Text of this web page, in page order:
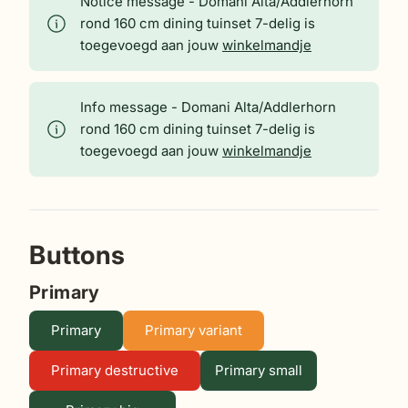
rond 160 cm dining tuinset 7-delig is
toegevoegd aan jouw winkelmandje
Info message - Domani Alta/Addlerhorn
rond 160 cm dining tuinset 7-delig is
toegevoegd aan jouw winkelmandje
Buttons
Primary
Primary Primary variant
Primary destructive Primary small